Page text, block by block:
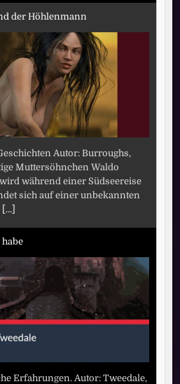
der Höhlenmann
Autor: Burroughs,
Muttersöhnchen Waldo
während einer Südseereise
sich auf einer unbekannten
[...]
habe
Erfahrungen. Autor: Tweedale,